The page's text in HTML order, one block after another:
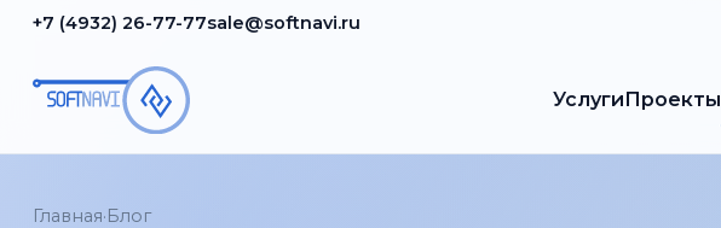
+7 (4932) 26-77-77sale@softnavi.ru
Услуги Проекты
Главная·Блог